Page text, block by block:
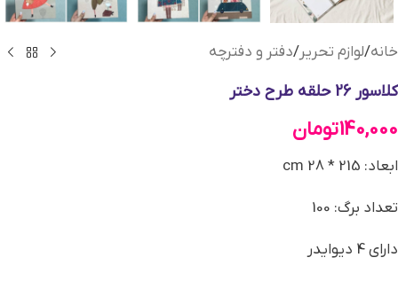
خانه/لوازم تحریر/دفتر و دفترچه
کلاسور 26 حلقه طرح دختر
140,000تومان
ابعاد: 215 * 28 cm
تعداد برگ: 100
دارای 4 دیوایدر